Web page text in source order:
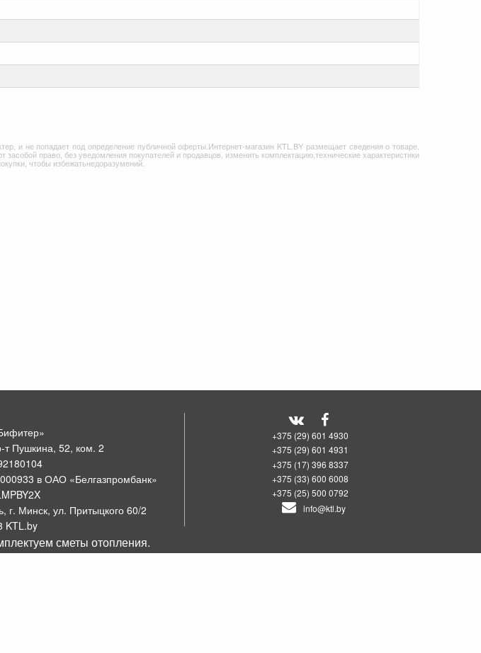
и не попадает под определение публичной оферты.Интернет-магазин KTL.BY размещает сведения о товаре,
право, без уведомления покупателей и продавцов, изменить комплектацию,технические характеристики
чтобы избежатьнедоразумений.
т Пушкина, 52, ком. 2
в ОАО «Белгазпромбанк»
г. Минск, ул. Притыцкого 60/2
KTL.by
Сб:11:00-13:00
+375 (29) 601 4930
+375 (29) 601 4931
+375 (17) 396 8337
+375 (33) 600 6008
+375 (25) 500 0792
info@ktl.by
сметы отопления.